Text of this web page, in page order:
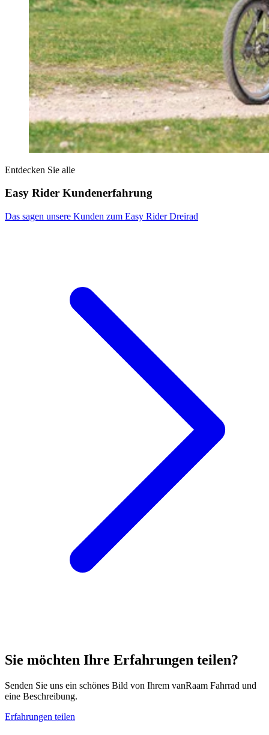
Entdecken Sie alle
Easy Rider Kundenerfahrung
Das sagen unsere Kunden zum Easy Rider Dreirad
Sie möchten Ihre Erfahrungen teilen?
Senden Sie uns ein schönes Bild von Ihrem vanRaam Fahrrad und
eine Beschreibung.
Erfahrungen teilen